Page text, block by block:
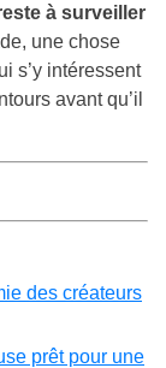
à surveiller
une chose
s’y intéressent
avant qu’il
des créateurs
prêt pour une